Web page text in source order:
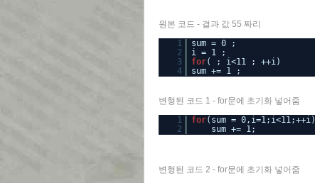
원본 코드 - 결과 값 55 짜리
1
sum = 0 ;
2
i = 1 ;
3
for( ; i<11 ; ++i)
4
sum += 1 ;
변형된 코드 1 - for문에 초기화 넣어줌
1
for(sum = 0,i=1;i<11;++i)
2
sum += 1;
변형된 코드 2 - for문에 초기화 넣어줌